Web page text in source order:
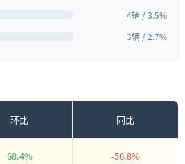
4辆 / 3.5%
3辆 / 2.7%
环比 同比
68.4% -56.8%